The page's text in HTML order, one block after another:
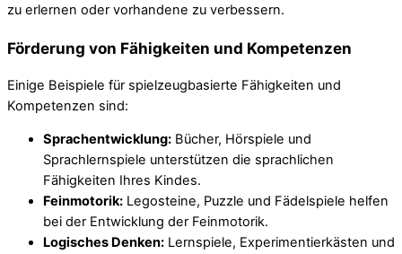
zu erlernen oder vorhandene zu verbessern.
Förderung von Fähigkeiten und Kompetenzen
Einige Beispiele für spielzeugbasierte Fähigkeiten und
Kompetenzen sind:
Sprachentwicklung: Bücher, Hörspiele und
Sprachlernspiele unterstützen die sprachlichen
Fähigkeiten Ihres Kindes.
Feinmotorik: Legosteine, Puzzle und Fädelspiele helfen
bei der Entwicklung der Feinmotorik.
Logisches Denken: Lernspiele, Experimentierkästen und